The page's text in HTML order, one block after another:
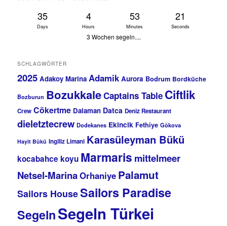
35
Days
4
Hours
53
Minutes
21
Seconds
3 Wochen segeln....
SCHLAGWÖRTER
2025 Adakoy Marina Adamik Aurora Bodrum Bordküche
Bozburun BozukkaleCaptains Table Ciftlik
Crew Cökertme Dalaman Datca Deniz Restaurant
dieletztecrew Dodekanes Ekincik Fethiye Gökova
Hayit Bükü Ingiliz Limani Karasüleyman Bükü
kocabahce koyu Marmaris mittelmeer
Netsel-MarinaOrhaniye Palamut
Sailors HouseSailors Paradise
SegelnSegeln Türkei